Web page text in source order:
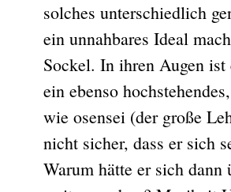
solches unterschiedlich
ein unnahbares Ideal
Sockel. In ihren Augen
ein ebenso
wie osensei (der große
nicht sicher, dass er sich
Warum hätte er sich